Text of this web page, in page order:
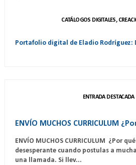
CATÁLOGOS DIGITALES,
Portafolio digital de Eladio Rodríguez:
ENTRADA DESTACADA
ENVÍO MUCHOS CURRICULUM
ENVÍO MUCHOS CURRICULUM ¿Por
desesperante cuando postulas a
una llamada. Si llev...